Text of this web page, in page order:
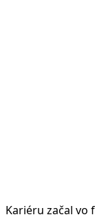
Kariéru začal vo